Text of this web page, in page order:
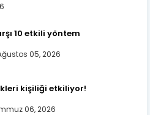
10 etkili yöntem
05, 2026
kişiliği etkiliyor!
06, 2026